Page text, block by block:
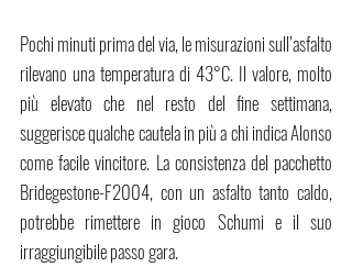
Pochi minuti prima del via, le misurazioni sull’asfalto
rilevano una temperatura di 43°C. Il valore, molto
più elevato che nel resto del fine settimana,
suggerisce qualche cautela in più a chi indica Alonso
come facile vincitore. La consistenza del pacchetto
Bridegestone-F2004, con un asfalto tanto caldo,
potrebbe rimettere in gioco Schumi e il suo
irraggiungibile passo gara.